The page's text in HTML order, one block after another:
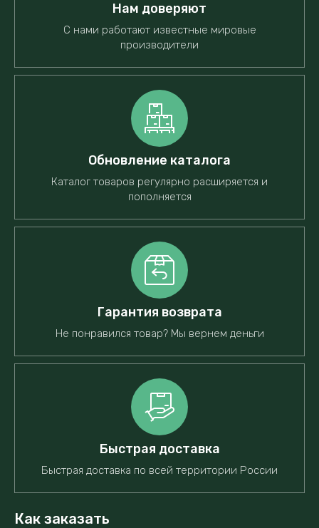
Нам доверяют
С нами работают известные мировые
производители
Обновление каталога
Каталог товаров регулярно расширяется и
пополняется
Гарантия возврата
Не понравился товар? Мы вернем деньги
Быстрая доставка
Быстрая доставка по всей территории России
Как заказать